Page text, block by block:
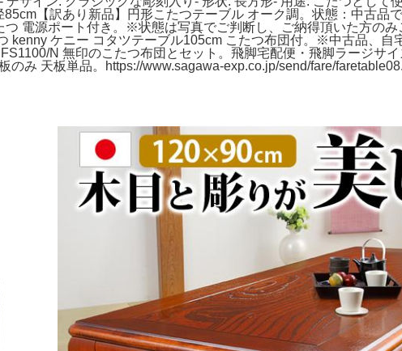
【訳あり新品】円形こたつテーブル オーク調。状態：中古品
電源ポート付き。※状態は写真でご判断し、ご納得頂いた方の
ケニー コタツテーブル105cm こたつ布団付。※中古品、自
N 無印のこたつ布団とセット。飛脚宅配便・飛脚ラージサ
み 天板単品。https://www.sagawa-exp.co.jp/send/fare/